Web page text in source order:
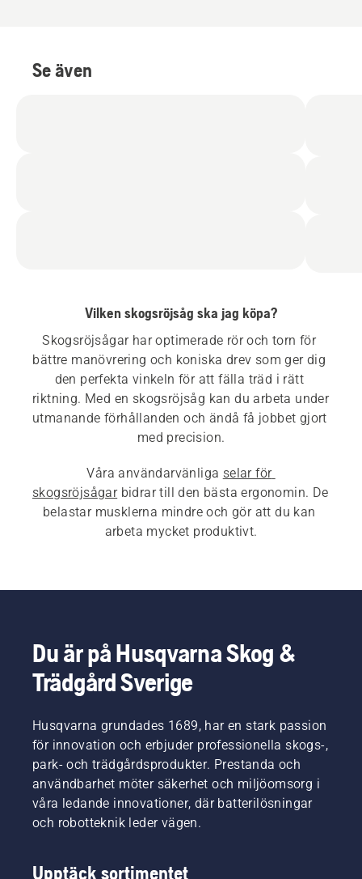
Se även
Vilken skogsröjsåg ska jag köpa?
Skogsröjsågar har optimerade rör och torn för
bättre manövrering och koniska drev som ger dig
den perfekta vinkeln för att fälla träd i rätt
riktning. Med en skogsröjsåg kan du arbeta under
utmanande förhållanden och ändå få jobbet gjort
Våra användarvänliga selar för
skogsröjsågar bidrar till den bästa ergonomin. De
belastar musklerna mindre och gör att du kan
arbeta mycket produktivt.
Du är på Husqvarna Skog &
Trädgård Sverige
Husqvarna grundades 1689, har en stark passion
för innovation och erbjuder professionella skogs-,
park- och trädgårdsprodukter. Prestanda och
användbarhet möter säkerhet och miljöomsorg i
våra ledande innovationer, där batterilösningar
och robotteknik leder vägen.
Upptäck sortimentet